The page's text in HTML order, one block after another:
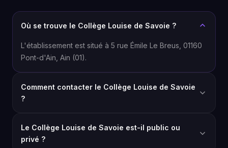
Où se trouve le Collège Louise de Savoie ?
L'établissement est situé à 5 rue Émile Le Breus, 01160
Pont-d'Ain, Ain (01).
Comment contacter le Collège Louise de Savoie
?
Le Collège Louise de Savoie est-il public ou
privé ?